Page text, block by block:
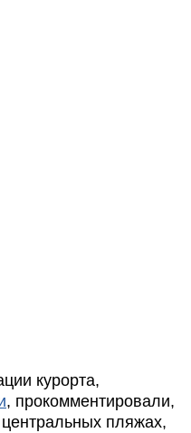
курорта,
, прокомментировали,
пляжах,